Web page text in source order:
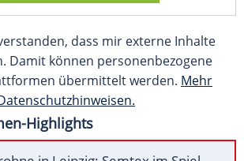
dass mir externe Inhalte
Damit können personenbezogene
übermittelt werden. Mehr
Highlights